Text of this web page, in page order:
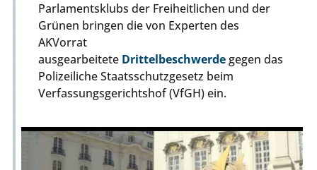
Parlamentsklubs der Freiheitlichen und der
Grünen bringen die von Experten des
AKVorrat
ausgearbeitete Drittelbeschwerdegegen das
Polizeiliche Staatsschutzgesetz beim
Verfassungsgerichtshof (VfGH) ein.